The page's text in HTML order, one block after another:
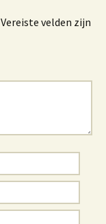
Vereiste velden zijn